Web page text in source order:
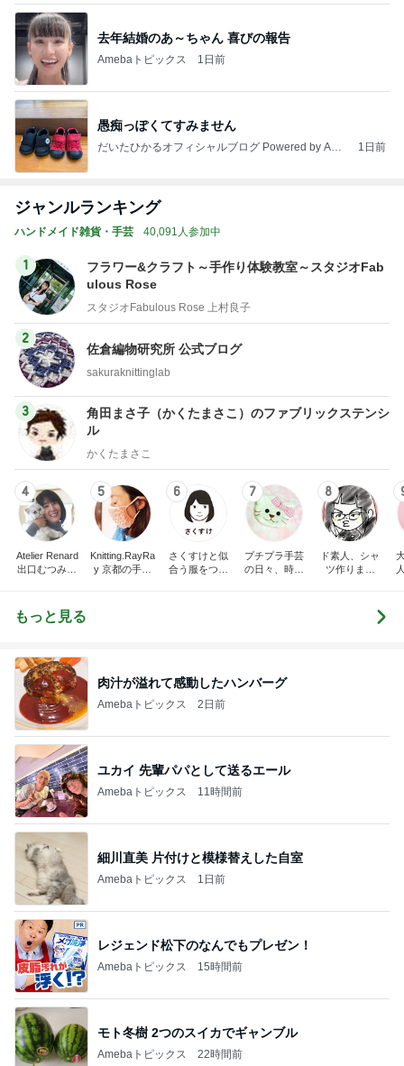
去年結婚のあ～ちゃん 喜びの報告
Amebaトピックス 1日前
愚痴っぽくてすみません
だいたひかるオフィシャルブログ Powered by Ame
1日前
ジャンルランキング
ハンドメイド雑貨・手芸 40,091人参加中
1
フラワー&クラフト～手作り体験教室～スタジオFab
ulous Rose
スタジオFabulous Rose 上村良子
2
佐倉編物研究所 公式ブログ
sakuraknittinglab
3
角田まさ子（かくたまさこ）のファブリックステンシ
ル
かくたまさこ
4
Atelier Renard
出口むつみの
5
Knitting.RayRa
y 京都の手編
6
さくすけと似
合う服をつく
7
プチプラ手芸
の日々、時々
8
ド素人、シャ
ツ作りまし
もっと見る
肉汁が溢れて感動したハンバーグ
Amebaトピックス 2日前
ユカイ 先輩パパとして送るエール
Amebaトピックス 11時間前
細川直美 片付けと模様替えした自室
Amebaトピックス 1日前
レジェンド松下のなんでもプレゼン！
Amebaトピックス 15時間前
モト冬樹 2つのスイカでギャンブル
Amebaトピックス 22時間前